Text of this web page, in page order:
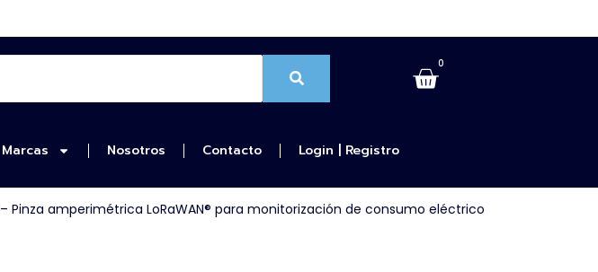
0
Marcas Nosotros Contacto Login | Registro
– Pinza amperimétrica LoRaWAN® para monitorización de consumo eléctrico